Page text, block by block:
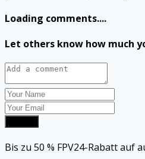
Loading comments....
Let others know how much
Bis zu 50 % FPV24-Rabatt auf